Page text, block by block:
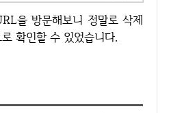
확인할 수 있었습니다.